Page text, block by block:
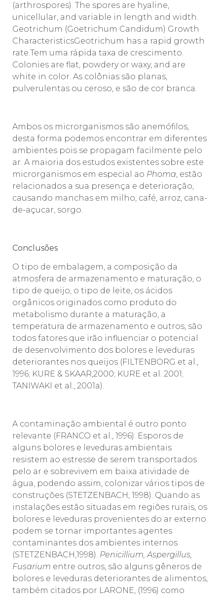
(arthrospores). The spores are hyaline,
unicellular, and variable in length and width.
Geotrichum (Goetrichum Candidum) Growth
CharacteristicsGeotrichum has a rapid growth
rate.Tem uma rápida taxa de crescimento.
Colonies are flat, powdery or waxy, and are
white in color. As colônias são planas,
pulverulentas ou ceroso, e são de cor branca.
Ambos os microrganismos são anemófilos,
desta forma podemos encontrar em diferentes
ambientes pois se propagam facilmente pelo
ar. A maioria dos estudos existentes sobre este
microrganismos em especial ao Phoma, estão
relacionados a sua presença e deterioração,
causando manchas em milho, café, arroz, cana-
de-açucar, sorgo.
Conclusões
O tipo de embalagem, a composição da
atmosfera de armazenamento e maturação, o
tipo de queijo, o tipo de leite, os ácidos
orgânicos originados como produto do
metabolismo durante a maturação, a
temperatura de armazenamento e outros, são
todos fatores que irão influenciar o potencial
de desenvolvimento dos bolores e leveduras
deteriorantes nos queijos (FILTENBORG et al.,
1996; KURE & SKAAR,2000; KURE et al. 2001;
TANIWAKI et al., 2001a).
A contaminação ambiental é outro ponto
relevante (FRANCO et al., 1996). Esporos de
alguns bolores e leveduras ambientais
resistem ao estresse de serem transportados
pelo ar e sobrevivem em baixa atividade de
água, podendo assim, colonizar vários tipos de
construções (STETZENBACH, 1998). Quando as
instalações estão situadas em regiões rurais, os
bolores e leveduras provenientes do ar externo
podem se tornar importantes agentes
contaminantes dos ambientes internos
(STETZENBACH,1998). Penicillium, Aspergillus,
Fusarium entre outros, são alguns gêneros de
bolores e leveduras deteriorantes de alimentos,
também citados por LARONE, (1996) como